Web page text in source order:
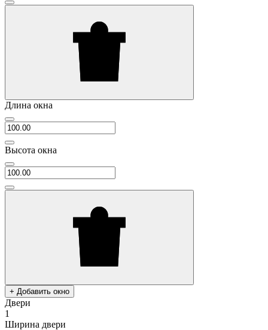
Длина окна
Высота окна
+ Добавить окно
Двери
1
Ширина двери